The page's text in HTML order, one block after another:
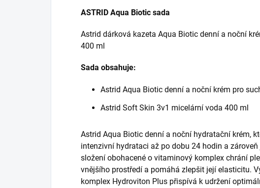
ASTRID Aqua Biotic sada
Astrid dárková kazeta Aqua Biotic denní a noční
400 ml
Sada obsahuje:
Astrid Aqua Biotic denní a noční krém pro
Astrid Soft Skin 3v1 micelární voda 400 ml
Astrid Aqua Biotic denní a noční hydratační krém,
intenzivní hydrataci až po dobu 24 hodin a
složení obohacené o vitaminový komplex chrání
vnějšího prostředí a pomáhá zlepšit její elasticitu.
komplex Hydroviton Plus přispívá k udržení